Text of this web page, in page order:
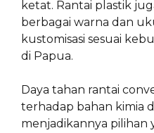
ketat. Rantai plastik
berbagai warna dan
kustomisasi sesuai
di Papua.
Daya tahan rantai
terhadap bahan kimia
menjadikannya